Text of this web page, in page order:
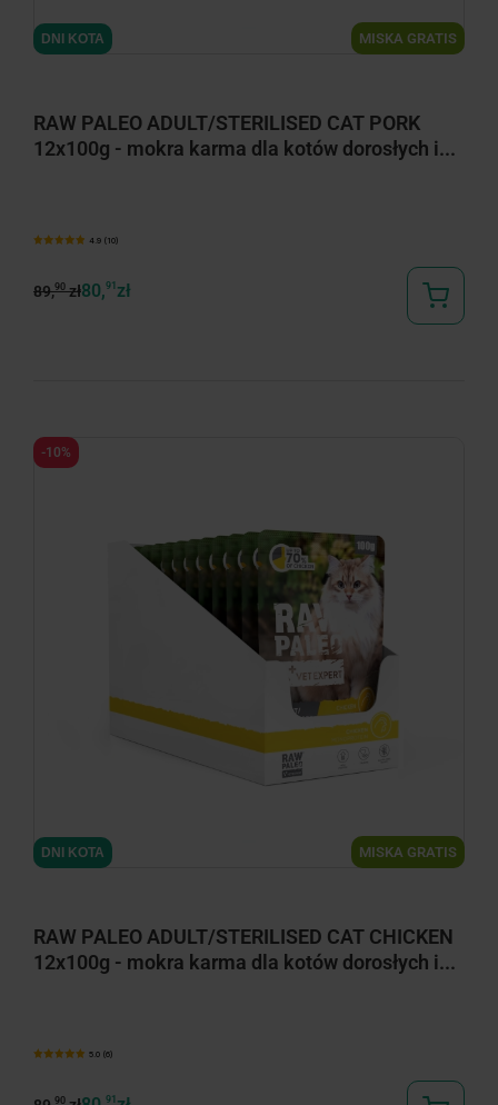
MISKA GRATIS
DNI KOTA
RAW PALEO ADULT/STERILISED CAT PORK
12x100g - mokra karma dla kotów dorosłych i...
4.9 (10)
89,90zł80,91 zł
MISKA GRATIS
DNI KOTA
RAW PALEO ADULT/STERILISED CAT CHICKEN
12x100g - mokra karma dla kotów dorosłych i...
5.0 (6)
90 91
-10%